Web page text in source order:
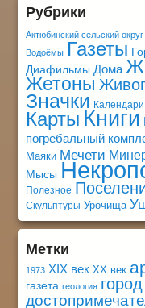
Рубрики
Актюбинский сельский округ
Водоёмы Газеты
Диафильмы Дома
Жетоны
Значки Календари
Карты Книги
погребальный
Маяки Мечети
Мысы
Полезное
Скульптуры Урочища
Метки
1973 XIX век XX век
газета геология